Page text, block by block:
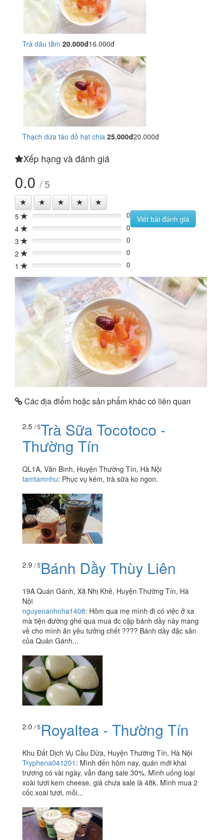
Trà dâu tằm 20.000đ16.000đ
Thạch dừa táo đỏ hạt chia 25.000đ20.000đ
Xếp hạng và đánh giá
0.0 / 5
5 0%
0
4
0%
0
3
0%
0
2
0%
0
1
0% 0
Viết bài đánh giá
Các địa điểm hoặc sản phẩm khác có liên quan
2.5 / 5Trà Sữa Tocotoco -
Thường Tín
QL1A, Văn Bình, Huyện Thường Tín, Hà Nội
tamtamnhu: Phục vụ kém, trà sữa ko ngon.
2.9 / 5Bánh Dầy Thùy Liên
19A Quán Gánh, Xã Nhị Khê, Huyện Thường Tín, Hà
Nội
nguyenanhnha1408: Hôm qua mẹ mình đi có việc ở xa
mà tiện đường ghé qua mua đc cặp bánh dầy này mang
về cho mình ăn yêu tưởng chết ???? Bánh dầy đặc sản
của Quán Gánh...
2.0 / 5Royaltea - Thường Tín
Khu Đất Dịch Vụ Cầu Dừa, Huyện Thường Tín, Hà Nội
Tryphena041201 : Mình đến hôm nay, quán mới khai
trương có vài ngày, vẫn đang sale 30%. Mình uống loại
xoài tươi kem cheese, giá chưa sale là 48k. Mình mua 2
cốc xoài tươi, mỗi...